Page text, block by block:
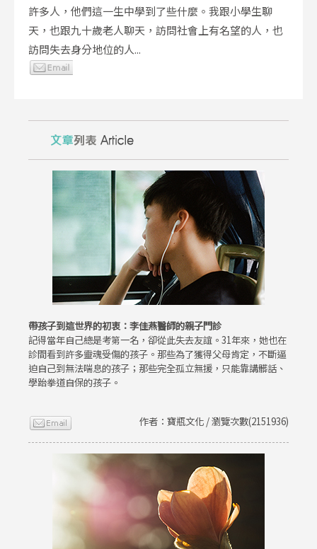
許多人，他們這一生中學到了些什麼。我跟小學生聊
天，也跟九十歲老人聊天，訪問社會上有名望的人，也
訪問失去身分地位的人...
帶孩子到這世界的初衷：李佳燕醫師的親子門診
記得當年自己總是考第一名，卻從此失去友誼。31年來，她也在
診間看到許多靈魂受傷的孩子。那些為了獲得父母肯定，不斷逼
迫自己到無法喘息的孩子；那些完全孤立無援，只能靠講髒話、
學跆拳道自保的孩子。
作者：寶瓶文化 / 瀏覽次數(2151936)